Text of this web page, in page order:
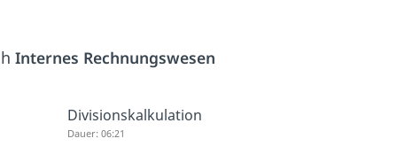
Internes Rechnungswesen
Divisionskalkulation
Dauer: 06:21